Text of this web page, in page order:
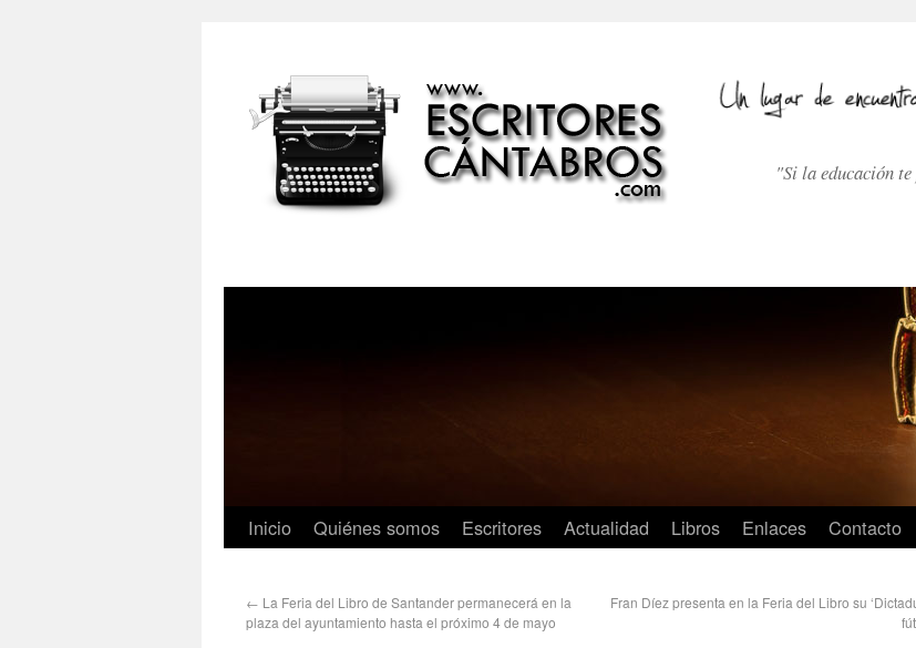
"Si la educación
Inicio Quiénes somos Escritores Actualidad Libros Enlaces Contacto
← La Feria del Libro de Santander permanecerá en la
plaza del ayuntamiento hasta el próximo 4 de mayo
Fran Díez presenta en la Feria del Libro su